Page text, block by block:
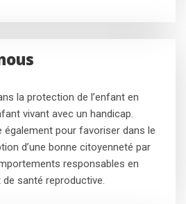
la protection de l’enfant en
vivant avec un handicap.
également pour favoriser dans le
d’une bonne citoyenneté par
responsables en
santé reproductive.